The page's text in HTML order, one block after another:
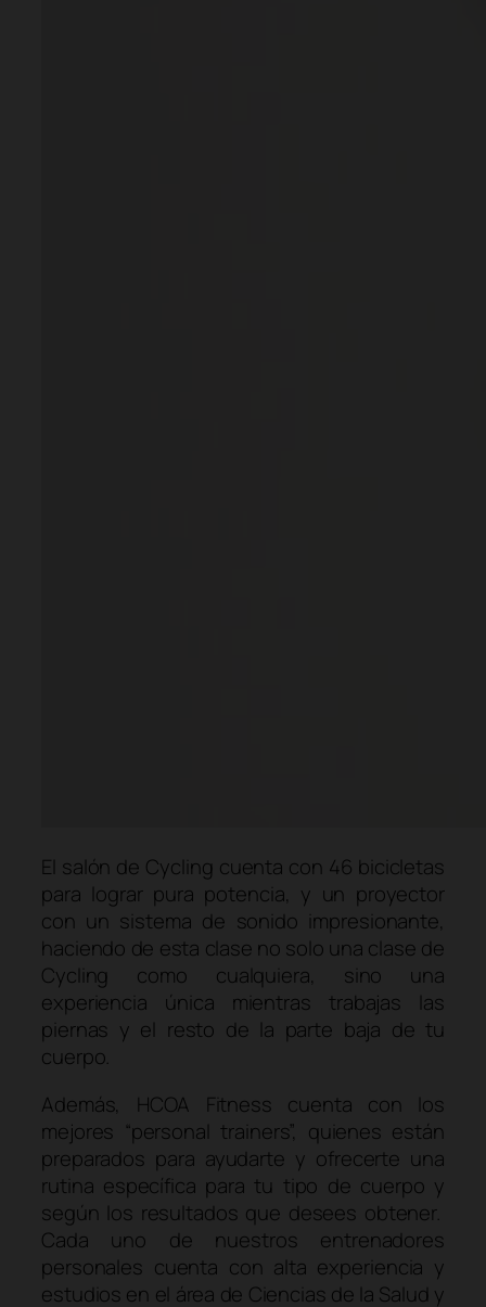
El salón de Cycling cuenta con 46 bicicletas
para lograr pura potencia, y un proyector
con un sistema de sonido impresionante,
haciendo de esta clase no solo una clase de
Cycling como cualquiera, sino una
experiencia única mientras trabajas las
piernas y el resto de la parte baja de tu
cuerpo.
Además, HCOA Fitness cuenta con los
mejores “personal trainers”, quienes están
preparados para ayudarte y ofrecerte una
rutina específica para tu tipo de cuerpo y
según los resultados que desees obtener.
Cada uno de nuestros entrenadores
personales cuenta con alta experiencia y
estudios en el área de Ciencias de la Salud y